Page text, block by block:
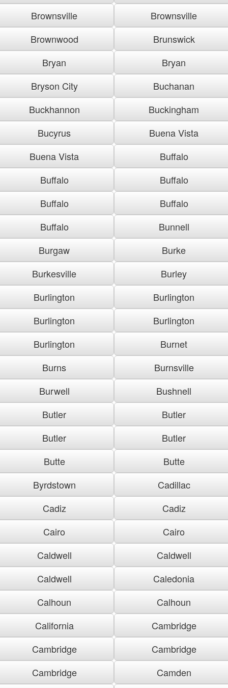
Brownsville
Brownsville
Brownwood
Brunswick
Bryan
Bryan
Bryson City
Buchanan
Buckhannon
Buckingham
Bucyrus
Buena Vista
Buena Vista
Buffalo
Buffalo
Buffalo
Buffalo
Buffalo
Buffalo
Bunnell
Burgaw
Burke
Burkesville
Burley
Burlington
Burlington
Burlington
Burlington
Burlington
Burnet
Burns
Burnsville
Burwell
Bushnell
Butler
Butler
Butler
Butler
Butte
Butte
Byrdstown
Cadillac
Cadiz
Cadiz
Cairo
Cairo
Caldwell
Caldwell
Caldwell
Caledonia
Calhoun
Calhoun
California
Cambridge
Cambridge
Cambridge
Cambridge
Camden